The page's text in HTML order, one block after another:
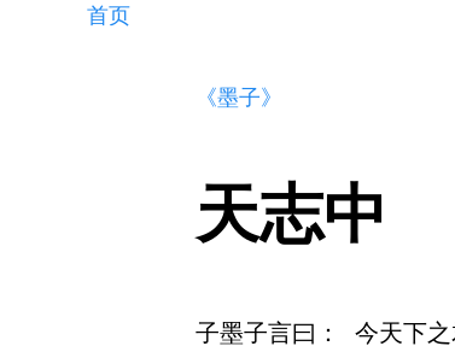
首页
《墨子》
天志中
子墨子言曰： 今天下